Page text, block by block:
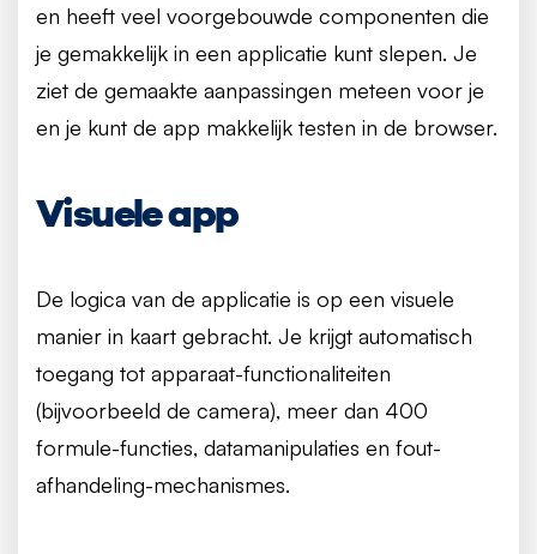
en heeft veel voorgebouwde componenten die
je gemakkelijk in een applicatie kunt slepen. Je
ziet de gemaakte aanpassingen meteen voor je
en je kunt de app makkelijk testen in de browser.
Visuele app
De logica van de applicatie is op een visuele
manier in kaart gebracht. Je krijgt automatisch
toegang tot apparaat-functionaliteiten
(bijvoorbeeld de camera), meer dan 400
formule-functies, datamanipulaties en fout-
afhandeling-mechanismes.